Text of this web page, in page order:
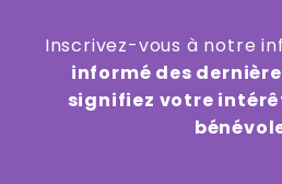
Inscrivez-vous à notre
informé des
signifiez votre